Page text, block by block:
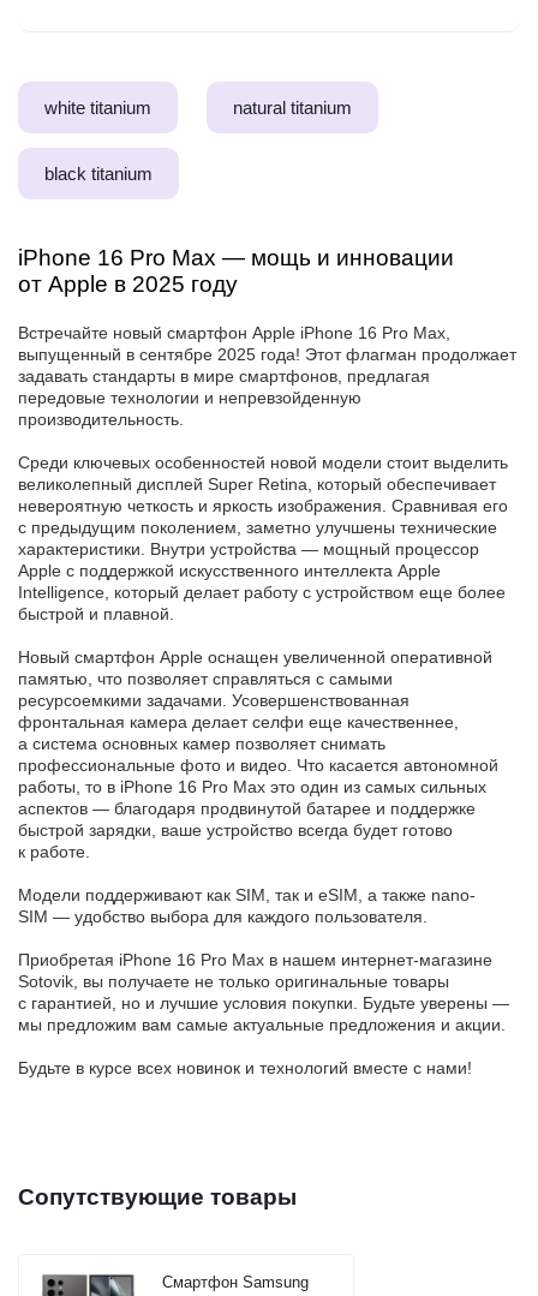
white titanium natural titanium
black titanium
iPhone 16 Pro Max — мощь и инновации
от Apple в 2025 году
Встречайте новый смартфон Apple iPhone 16 Pro Max,
выпущенный в сентябре 2025 года! Этот флагман продолжает
задавать стандарты в мире смартфонов, предлагая
передовые технологии и непревзойденную
производительность.
Среди ключевых особенностей новой модели стоит выделить
великолепный дисплей Super Retina, который обеспечивает
невероятную четкость и яркость изображения. Сравнивая его
с предыдущим поколением, заметно улучшены технические
характеристики. Внутри устройства — мощный процессор
Apple с поддержкой искусственного интеллекта Apple
Intelligence, который делает работу с устройством еще более
быстрой и плавной.
Новый смартфон Apple оснащен увеличенной оперативной
памятью, что позволяет справляться с самыми
ресурсоемкими задачами. Усовершенствованная
фронтальная камера делает селфи еще качественнее,
а система основных камер позволяет снимать
профессиональные фото и видео. Что касается автономной
работы, то в iPhone 16 Pro Max это один из самых сильных
аспектов — благодаря продвинутой батарее и поддержке
быстрой зарядки, ваше устройство всегда будет готово
к работе.
Модели поддерживают как SIM, так и eSIM, а также nano-
SIM — удобство выбора для каждого пользователя.
Приобретая iPhone 16 Pro Max в нашем интернет-магазине
Sotovik, вы получаете не только оригинальные товары
с гарантией, но и лучшие условия покупки. Будьте уверены —
мы предложим вам самые актуальные предложения и акции.
Будьте в курсе всех новинок и технологий вместе с нами!
Сопутствующие товары
Смартфон Samsung